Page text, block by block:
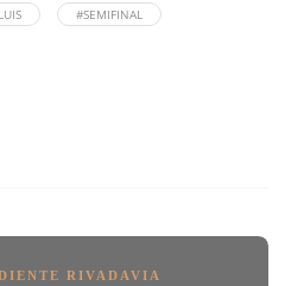
#SEMIFINAL
RIVADAVIA